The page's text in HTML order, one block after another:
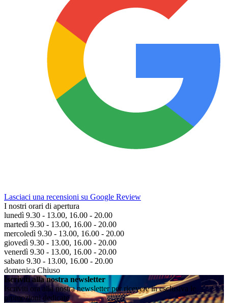
Lasciaci una recensioni su Google Review
I nostri orari di apertura
lunedì 9.30 - 13.00, 16.00 - 20.00
martedì 9.30 - 13.00, 16.00 - 20.00
mercoledì 9.30 - 13.00, 16.00 - 20.00
giovedì 9.30 - 13.00, 16.00 - 20.00
venerdì 9.30 - 13.00, 16.00 - 20.00
sabato 9.30 - 13.00, 16.00 - 20.00
domenica Chiuso
Iscriviti alla nostra newsletter
Iscriviti ora alla nostra newsletter per ricevere in esclusiva le
promozioni dedicate